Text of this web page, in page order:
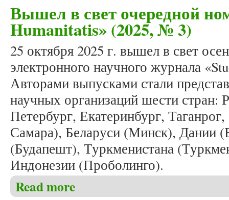
Вышел в свет очередной
Humanitatis» (2025, № 3)
25 октября 2025 г. вышел в свет
электронного научного журнала
Авторами выпусками стали
научных организаций шести стран:
Петербург, Екатеринбург,
Самара), Беларуси (Минск), Дании
(Будапешт), Туркменистана
Индонезии (Проболинго).
Read more